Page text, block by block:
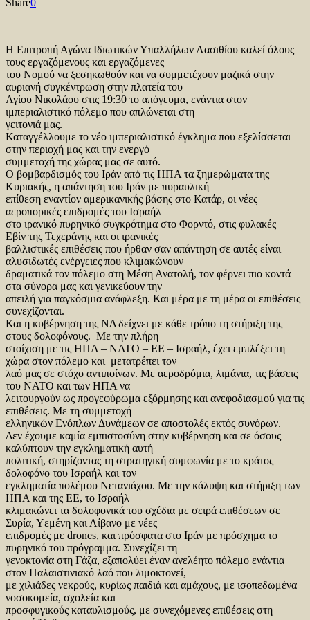
Η Επιτροπή Αγώνα Ιδιωτικών Υπαλλήλων Λασιθίου καλεί όλους
τους εργαζόμενους και εργαζόμενες
του Νομού να ξεσηκωθούν και να συμμετέχουν μαζικά στην
αυριανή συγκέντρωση στην πλατεία του
Αγίου Νικολάου στις 19:30 το απόγευμα, ενάντια στον
ιμπεριαλιστικό πόλεμο που απλώνεται στη
γειτονιά μας.
Καταγγέλλουμε το νέο ιμπεριαλιστικό έγκλημα που εξελίσσεται
στην περιοχή μας και την ενεργό
συμμετοχή της χώρας μας σε αυτό.
Ο βομβαρδισμός του Ιράν από τις ΗΠΑ τα ξημερώματα της
Κυριακής, η απάντηση του Ιράν με πυραυλική
επίθεση εναντίον αμερικανικής βάσης στο Κατάρ, οι νέες
αεροπορικές επιδρομές του Ισραήλ
στο ιρανικό πυρηνικό συγκρότημα στο Φορντό, στις φυλακές
Εβίν της Τεχεράνης και οι ιρανικές
βαλλιστικές επιθέσεις που ήρθαν σαν απάντηση σε αυτές είναι
αλυσιδωτές ενέργειες που κλιμακώνουν
δραματικά τον πόλεμο στη Μέση Ανατολή, τον φέρνει πιο κοντά
στα σύνορα μας και γενικεύουν την
απειλή για παγκόσμια ανάφλεξη. Και μέρα με τη μέρα οι επιθέσεις
συνεχίζονται.
Και η κυβέρνηση της ΝΔ δείχνει με κάθε τρόπο τη στήριξη της
στους δολοφόνους. Με την πλήρη
στοίχιση με τις ΗΠΑ – ΝΑΤΟ – ΕΕ – Ισραήλ, έχει εμπλέξει τη
χώρα στον πόλεμο και μετατρέπει τον
λαό μας σε στόχο αντιποίνων. Με αεροδρόμια, λιμάνια, τις βάσεις
του ΝΑΤΟ και των ΗΠΑ να
λειτουργούν ως προγεφύρωμα εξόρμησης και ανεφοδιασμού για τις
επιθέσεις. Με τη συμμετοχή
ελληνικών Ενόπλων Δυνάμεων σε αποστολές εκτός συνόρων.
Δεν έχουμε καμία εμπιστοσύνη στην κυβέρνηση και σε όσους
καλύπτουν την εγκληματική αυτή
πολιτική, στηρίζοντας τη στρατηγική συμφωνία με το κράτος –
δολοφόνο του Ισραήλ και τον
εγκληματία πολέμου Νετανιάχου. Με την κάλυψη και στήριξη των
ΗΠΑ και της ΕΕ, το Ισραήλ
κλιμακώνει τα δολοφονικά του σχέδια με σειρά επιθέσεων σε
Συρία, Υεμένη και Λίβανο με νέες
επιδρομές με drones, και πρόσφατα στο Ιράν με πρόσχημα το
πυρηνικό του πρόγραμμα. Συνεχίζει τη
γενοκτονία στη Γάζα, εξαπολύει έναν ανελέητο πόλεμο ενάντια
στον Παλαιστινιακό λαό που λιμοκτονεί,
με χιλιάδες νεκρούς, κυρίως παιδιά και αμάχους, με ισοπεδωμένα
νοσοκομεία, σχολεία και
προσφυγικούς καταυλισμούς, με συνεχόμενες επιθέσεις στη